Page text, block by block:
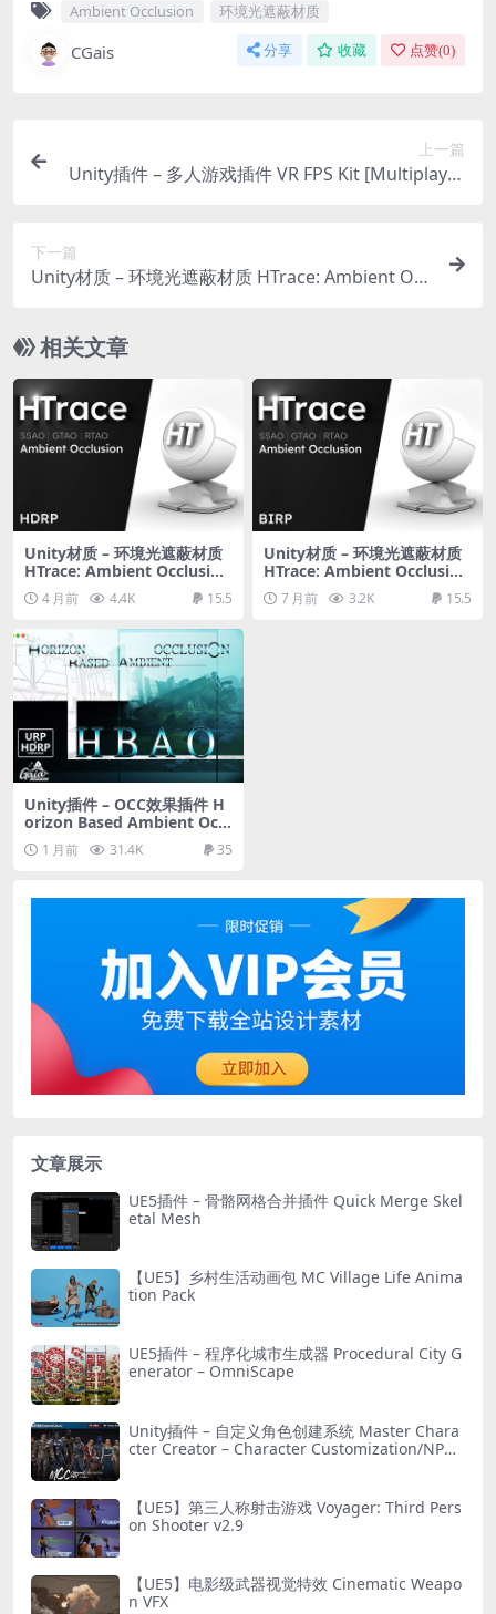
Ambient Occlusion 环境光遮蔽材质
CGais 分享 收藏 点赞(0)
上一篇
Unity插件 – 多人游戏插件 VR FPS Kit [Multiplayer
下一篇
Unity材质 – 环境光遮蔽材质 HTrace: Ambient Occ
相关文章
Unity材质 – 环境光遮蔽材质
HTrace: Ambient Occlusion
HDRP
4 月前 4.4K 15.5
Unity材质 – 环境光遮蔽材质
HTrace: Ambient Occlusion
BIRP7 月前 3.2K 15.5
Unity插件 – OCC效果插件 H
orizon Based Ambient Occl
usion1 月前 31.4K 35
文章展示
UE5插件 – 骨骼网格合并插件 Quick Merge Skel
etal Mesh
【UE5】乡村生活动画包 MC Village Life Anima
tion Pack
UE5插件 – 程序化城市生成器 Procedural City G
enerator – OmniScape
Unity插件 – 自定义角色创建系统 Master Chara
cter Creator – Character Customization/NPC
【UE5】第三人称射击游戏 Voyager: Third Pers
on Shooter v2.9
【UE5】电影级武器视觉特效 Cinematic Weapo
n VFX